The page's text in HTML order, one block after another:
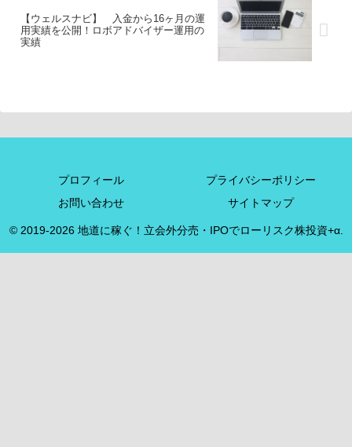
【ウェルスナビ】 入金から16ヶ月の運
用実績を公開！ロボアドバイザー運用の
実績
プロフィール
プライバシーポリシー
お問い合わせ
サイトマップ
© 2019-2026 地道に稼ぐ！立会外分売・IPOでローリスク株投資+α.